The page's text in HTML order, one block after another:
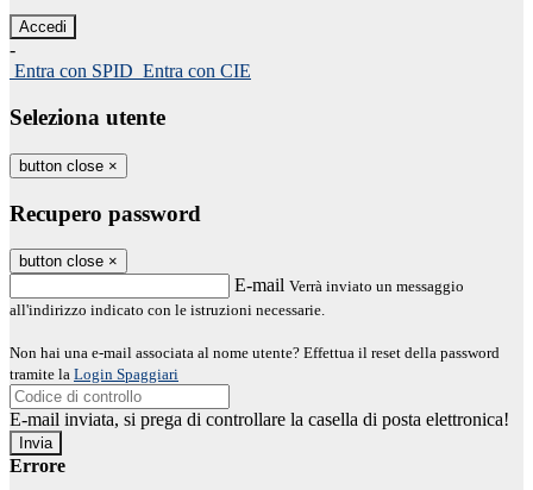
-
Entra con SPID Entra con CIE
Seleziona utente
button close ×
Recupero password
button close ×
E-mail Verrà inviato un messaggio
all'indirizzo indicato con le istruzioni necessarie.
Non hai una e-mail associata al nome utente? Effettua il reset della password
tramite la Login Spaggiari
E-mail inviata, si prega di controllare la casella di posta elettronica!
Errore